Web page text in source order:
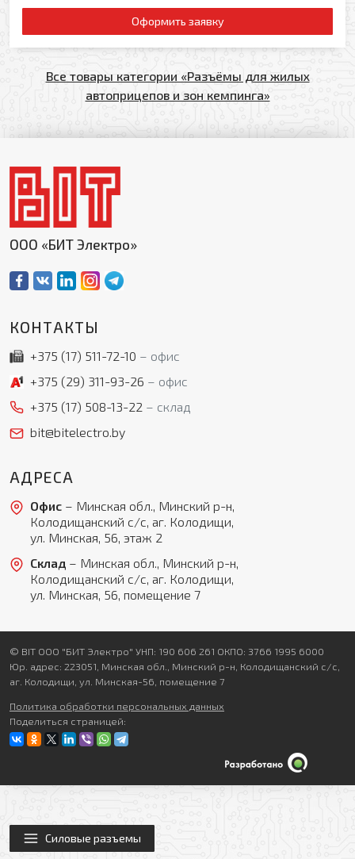
Силовые разъемы
Оформить заявку
Все товары категории «Разъёмы для жилых
автоприцепов и зон кемпинга»
ООО «БИТ Электро»
КОНТАКТЫ
+375 (17) 511-72-10
офис
+375 (29) 311-93-26
офис
+375 (17) 508-13-22
склад
bit@bitelectro.by
АДРЕСА
Офис– Минская обл., Минский р-н,
Колодищанский с/с, аг. Колодищи,
ул. Минская, 56, этаж 2
Склад– Минская обл., Минский р-н,
Колодищанский с/с, аг. Колодищи,
ул. Минская, 56, помещение 7
© BIT ООО "БИТ Электро" УНП: 190 606 261 ОКПО: 3766 1995 6000
Юр. адрес: 223051, Минская обл., Минский р-н, Колодищанский с/с,
аг. Колодищи, ул. Минская-56, помещение 7
Политика обработки персональных данных
Поделиться страницей: